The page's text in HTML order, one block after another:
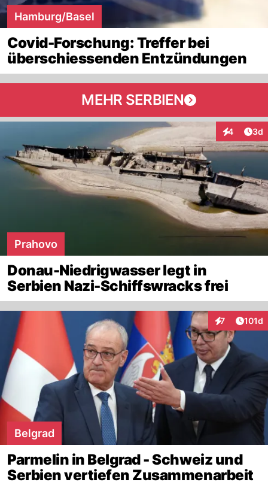
Hamburg/Basel
Covid-Forschung: Treffer bei
überschiessenden Entzündungen
MEHR SERBIEN
4 3d
Prahovo
Donau-Niedrigwasser legt in
Serbien Nazi-Schiffswracks frei
7
Interaktionen
101d
Belgrad
Parmelin in Belgrad - Schweiz und
Serbien vertiefen Zusammenarbeit